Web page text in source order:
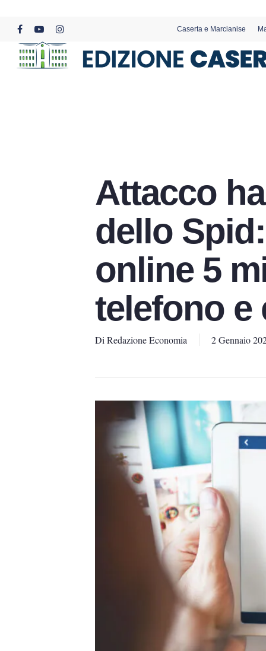
content
facebookyoutubeinstagram
Caserta e Marcianise
Attacco
dello
online 5
telefono e
Di Redazione Economia 2 Gennaio